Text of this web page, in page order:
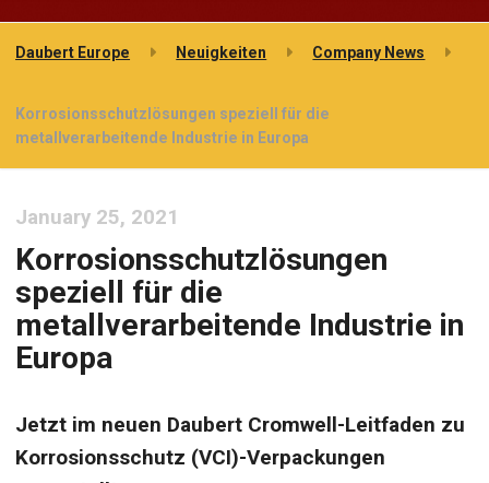
Daubert Europe Neuigkeiten Company News
Korrosionsschutzlösungen speziell für die
metallverarbeitende Industrie in Europa
January 25, 2021
Korrosionsschutzlösungen
speziell für die
metallverarbeitende Industrie in
Europa
Jetzt im neuen Daubert Cromwell-Leitfaden zu
Korrosionsschutz (VCI)-Verpackungen